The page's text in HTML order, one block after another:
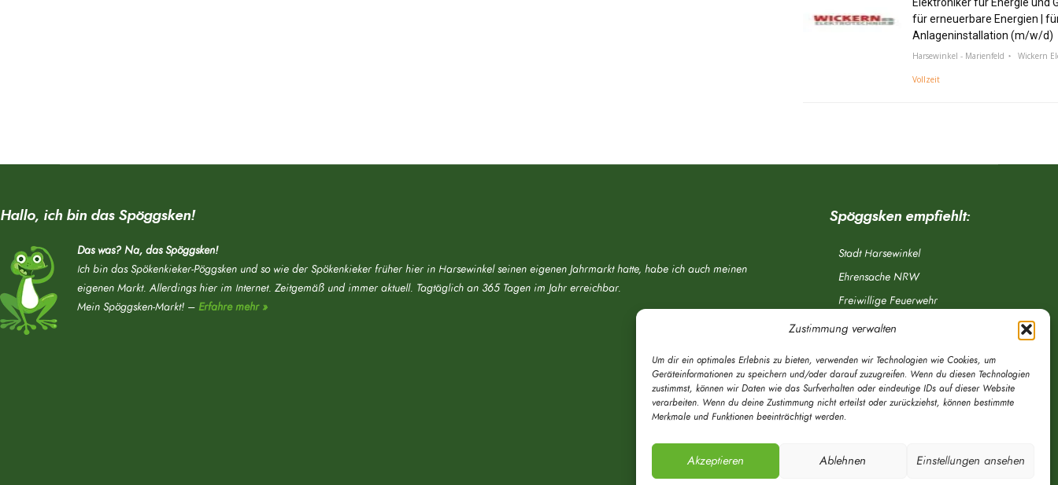
Zustimmung verwalten
Um dir ein optimales Erlebnis zu bieten, verwenden wir Technologien wie Cookies, um
Geräteinformationen zu speichern und/oder darauf zuzugreifen. Wenn du diesen Technologien
zustimmst, können wir Daten wie das Surfverhalten oder eindeutige IDs auf dieser Website
verarbeiten. Wenn du deine Zustimmung nicht erteilst oder zurückziehst, können bestimmte
Merkmale und Funktionen beeinträchtigt werden.
Akzeptieren Ablehnen Einstellungen ansehen
Elektroniker für Energie und
für erneuerbare Energien |
Anlageninstallation (m/w/d)
Harsewinkel - Marienfeld Wickern
Vollzeit
Hallo, ich bin das Spöggsken!
Das was? Na, das Spöggsken!
Ich bin das Spökenkieker-Pöggsken und so wie der Spökenkieker früher hier in Harsewinkel seinen eigenen Jahrmarkt hatte, habe ich auch meinen
eigenen Markt. Allerdings hier im Internet. Zeitgemäß und immer aktuell. Tagtäglich an 365 Tagen im Jahr erreichbar.
Mein Spöggsken-Markt! – Erfahre mehr »
Spöggsken empfiehlt:
Stadt Harsewinkel
Ehrensache NRW
Freiwillige Feuerwehr
Aponet.de
Greffen.de
Verkehrsverein Harsewinkel e. V.
DRK Ortsverein Harsewinkel e. V.